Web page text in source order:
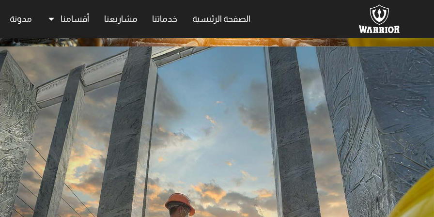
المحتوى
الصفحة الرئيسية خدماتنا مشاريعنا أقسامنا مدونة